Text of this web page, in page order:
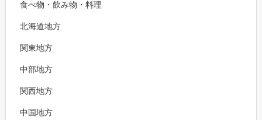
食べ物・飲み物・料理
北海道地方
関東地方
中部地方
関西地方
中国地方